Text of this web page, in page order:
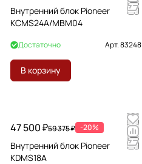
Внутренний блок Pioneer
KCMS24A/MBM04
Достаточно Арт.83248
В корзину
47 500 ₽59 375 ₽ -20%
Внутренний блок Pioneer
KDMS18A